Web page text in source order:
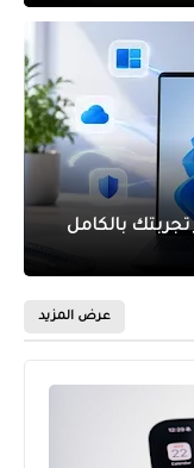
عرض المزيد